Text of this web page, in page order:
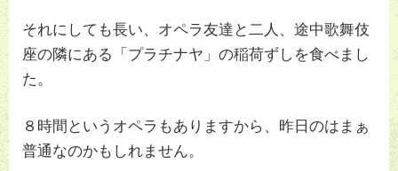
それにしても長い、オペラ友達と二人、途中歌舞伎
座の隣にある「プラチナヤ」の稲荷ずしを食べまし
た。
８時間というオペラもありますから、昨日のはまぁ
普通なのかもしれません。